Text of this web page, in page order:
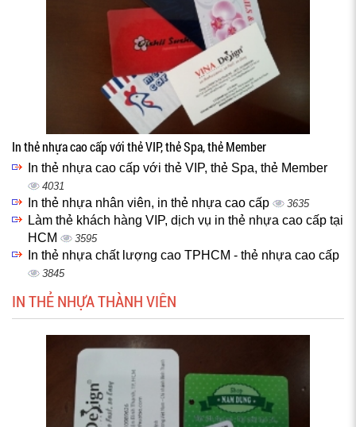
In thẻ nhựa cao cấp với thẻ VIP, thẻ Spa, thẻ Member
In thẻ nhựa cao cấp với thẻ VIP, thẻ Spa, thẻ Member
4031
In thẻ nhựa nhân viên, in thẻ nhựa cao cấp 3635
Làm thẻ khách hàng VIP, dịch vụ in thẻ nhựa cao cấp tại
HCM
3595
In thẻ nhựa chất lượng cao TPHCM - thẻ nhựa cao cấp
3845
IN THẺ NHỰA THÀNH VIÊN